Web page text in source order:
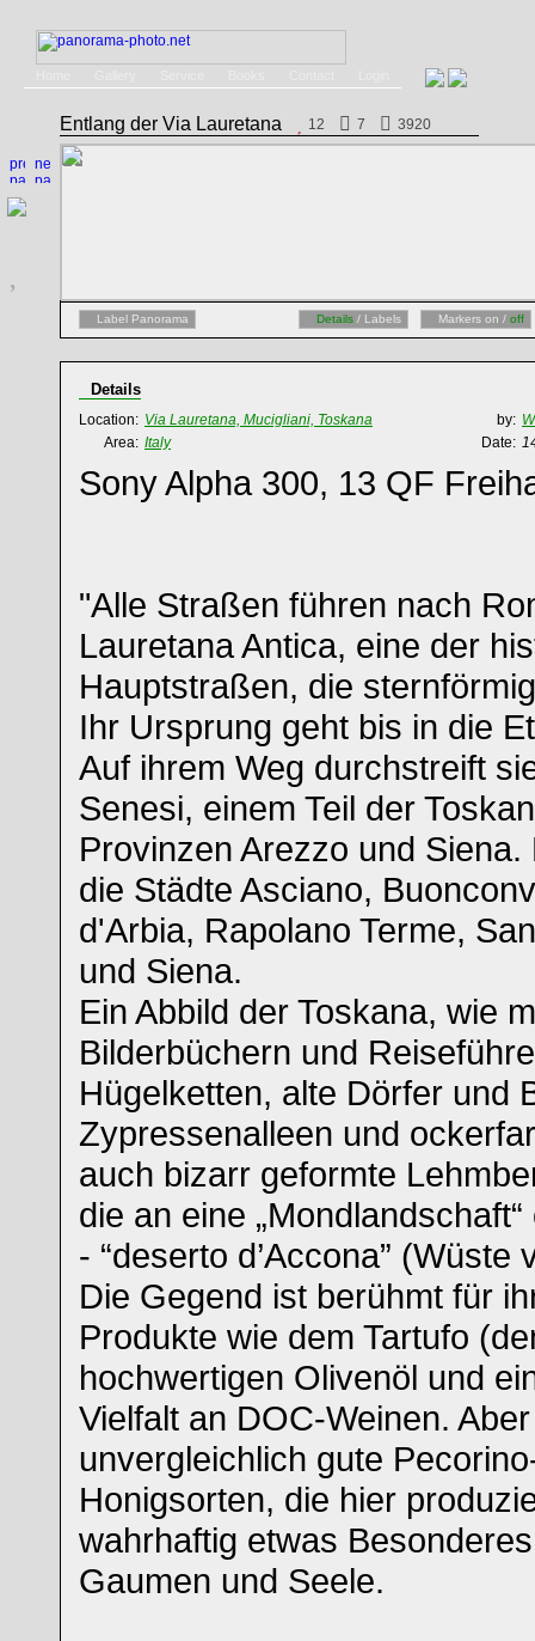
Entlang der Via Lauretana 12 7 3920
Label Panorama Details / Labels Markers on / off
Details
Location: Via Lauretana, Mucigliani, Toskana by:
Area: Italy Date:
Sony Alpha 300, 13 QF
"Alle Straßen führen nach
Lauretana Antica, eine der
Hauptstraßen, die
Ihr Ursprung geht bis in die
Auf ihrem Weg durchstreift
Senesi, einem Teil der
Provinzen Arezzo und
die Städte Asciano,
d'Arbia, Rapolano Terme,
und Siena.
Ein Abbild der Toskana, wie
Bilderbüchern und
Hügelketten, alte Dörfer und
Zypressenalleen und
auch bizarr geformte
die an eine
- “deserto d’Accona” (Wüste
Die Gegend ist berühmt für
Produkte wie dem Tartufo
hochwertigen Olivenöl und
Vielfalt an DOC-Weinen.
unvergleichlich gute
Honigsorten, die hier
wahrhaftig etwas
Gaumen und Seele.